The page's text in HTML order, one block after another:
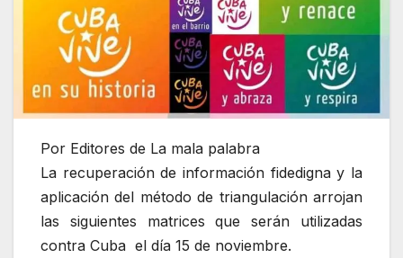
Por Editores de La mala palabra
La recuperación de información fidedigna y la
aplicación del método de triangulación arrojan
las siguientes matrices que serán utilizadas
contra Cuba el día 15 de noviembre.